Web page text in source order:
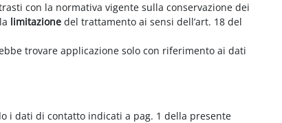
con la normativa vigente sulla conservazione dei
limitazione del trattamento ai sensi dell’art. 18 del
trovare applicazione solo con riferimento ai dati
i dati di contatto indicati a pag. 1 della presente